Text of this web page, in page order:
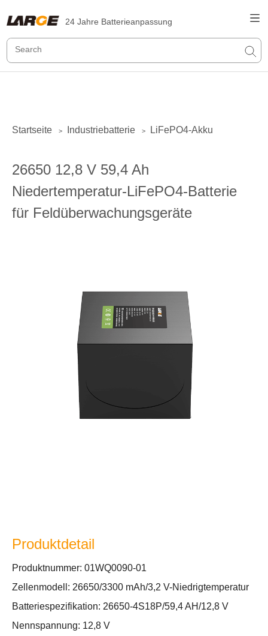
24 Jahre Batterieanpassung
Startseite > Industriebatterie > LiFePO4-Akku
26650 12,8 V 59,4 Ah
Niedertemperatur-LiFePO4-Batterie
für Feldüberwachungsgeräte
Produktdetail
Produktnummer: 01WQ0090-01
Zellenmodell: 26650/3300 mAh/3,2 V-Niedrigtemperatur
Batteriespezifikation: 26650-4S18P/59,4 AH/12,8 V
Nennspannung: 12,8 V